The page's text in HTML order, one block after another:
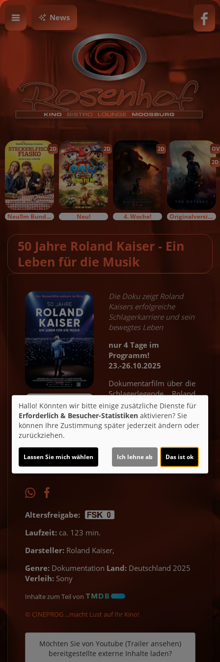
News
2D
Neu!Im Bundesstart
2D
Neu!
2D
4. Woche!
OV
2D
Originalversion
50 Jahre Roland Kaiser - Ein
Leben für die Musik
Die Doku zeigt Roland
Kaisers erfolgreiche
Schlagerkarriere und sein
bewegtes Leben
nur 4 Tage im
Programm!
23.-26.10.2025
Dokumentarfilm über die
Schlagerlegende Roland
Kaiser.
Ticket-Alarm
Altersfreigabe:
Laufzeit: ca. 123 min.
Darsteller: Roland Kaiser,
Genre: Dokumentation Land: Deutschland 2025
Verleih: Sony
Inhalte zum Teil von
© CINEPROG ...macht Lust auf Ihr Kino!
Möchten Sie von Youtube (Trailer ansehen)
bereitgestellte externe Inhalte laden?
Hallo! Könnten wir bitte einige zusätzliche Dienste für
Erforderlich & Besucher-Statistiken aktivieren? Sie
können Ihre Zustimmung später jederzeit ändern oder
zurückziehen.
Lassen Sie mich wählen Ich lehne ab Das ist ok